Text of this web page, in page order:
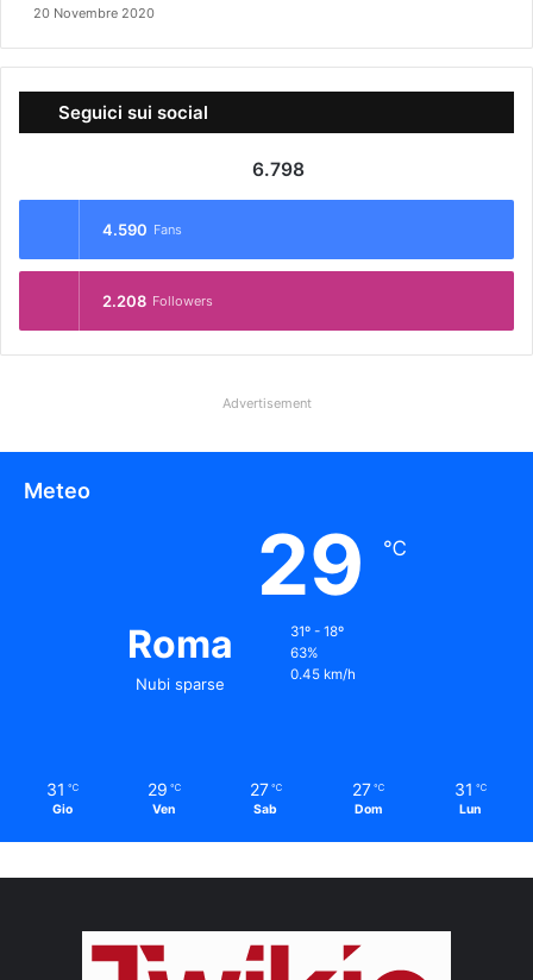
20 Novembre 2020
Seguici sui social
6.798
4.590 Fans
2.208 Followers
Advertisement
Meteo
Roma
Nubi sparse
29 ℃
31º - 18º
63%
0.45 km/h
31 ℃
Gio
29 ℃
Ven
27 ℃
Sab
27 ℃
Dom
31 ℃
Lun